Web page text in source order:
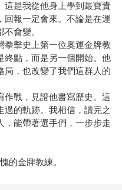
這是我從他身上學到最寶貴
回報一定會來。不論是在運
會變。
拳擊史上第一位奧運金牌教
終點，而是另一個開始。他
局，也改變了我們這群人的
作戰，見證他書寫歷史。這
的軌跡。我相信，讀完之
，能帶著選手們，一步步走
的金牌教練。